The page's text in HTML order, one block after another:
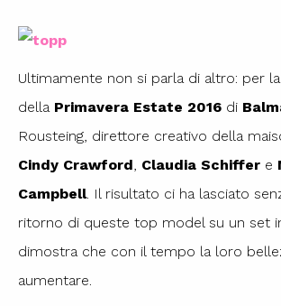
Ultimamente non si parla di altro: per
della Primavera Estate 2016 di
Rousteing, direttore creativo della
Cindy Crawford, Claudia Schiffer e
Campbell. Il risultato ci ha lasciato
ritorno di queste top model su un set
dimostra che con il tempo la loro
aumentare.